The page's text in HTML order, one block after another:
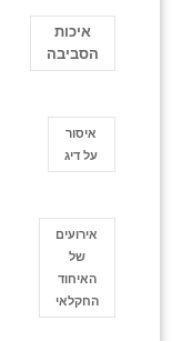
איכות
הסביבה
איסור
על דיג
אירועים
של
האיחוד
החקלאי